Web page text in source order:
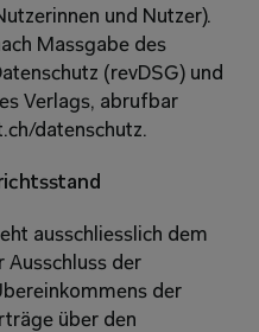
und Nutzer).
Massgabe des
(revDSG) und
Verlags, abrufbar
datenschutz.
ausschliesslich dem
Ausschluss der
der
über den